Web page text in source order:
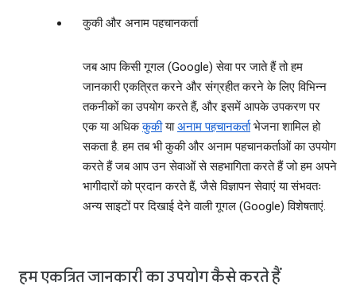
कुकी और अनाम पहचानकर्ता
जब आप किसी गूगल (Google) सेवा पर जाते हैं तो हम
जानकारी एकत्रित करने और संग्रहीत करने के लिए विभिन्‍न
तकनीकों का उपयोग करते हैं, और इसमें आपके उपकरण पर
एक या अधिककुकीयाअनाम पहचानकर्ताभेजना शामिल हो
सकता है. हम तब भी कुकी और अनाम पहचानकर्ताओं का उपयोग
करते हैं जब आप उन सेवाओं से सहभागिता करते हैं जो हम अपने
भागीदारों को प्रदान करते हैं, जैसे विज्ञापन सेवाएं या संभवतः
अन्‍य साइटों पर दिखाई देने वाली गूगल (Google) विशेषताएं.
हम एकत्रित जानकारी का उपयोग कैसे करते हैं